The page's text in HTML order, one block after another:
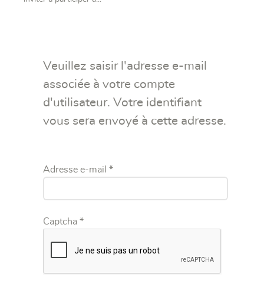
Veuillez saisir l'adresse e-mail
associée à votre compte
d'utilisateur. Votre identifiant
vous sera envoyé à cette adresse.
Adresse e-mail *
Captcha *